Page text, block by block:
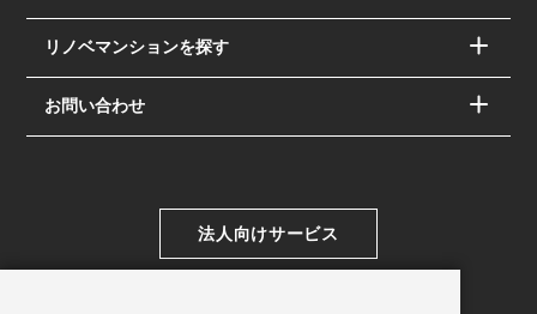
リノベマンションを探す
お問い合わせ
法人向けサービス